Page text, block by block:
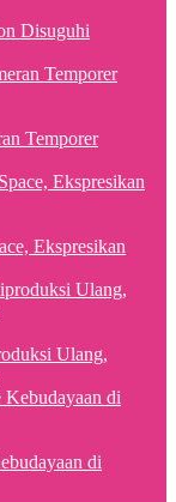
Disuguhi
Temporer
Ekspresikan
Ulang,
di